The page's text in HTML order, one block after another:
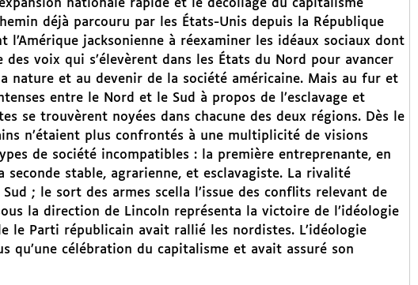
nationale rapide et le décollage du capitalisme
déjà parcouru par les États-Unis depuis la République
jacksonienne à réexaminer les idéaux sociaux dont
voix qui s’élevèrent dans les États du Nord pour avancer
nature et au devenir de la société américaine. Mais au fur et
entre le Nord et le Sud à propos de l’esclavage et
se trouvèrent noyées dans chacune des deux régions. Dès le
n’étaient plus confrontés à une multiplicité de visions
de société incompatibles : la première entreprenante, en
stable, agrarienne, et esclavagiste. La rivalité
; le sort des armes scella l’issue des conflits relevant de
la direction de Lincoln représenta la victoire de l’idéologie
le Parti républicain avait rallié les nordistes. L’idéologie
qu’une célébration du capitalisme et avait assuré son